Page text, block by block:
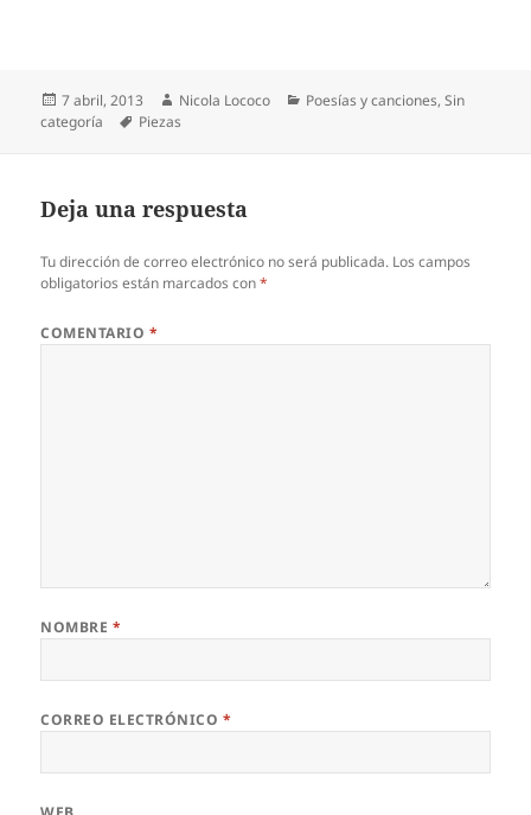
Publicado
el
7 abril, 2013 Autor
Nicola Lococo Categorías
Poesías y canciones,Sin
categoría
Etiquetas
Piezas
Deja una respuesta
Tu dirección de correo electrónico no será publicada. Los campos
obligatorios están marcados con*
COMENTARIO *
NOMBRE *
CORREO ELECTRÓNICO *